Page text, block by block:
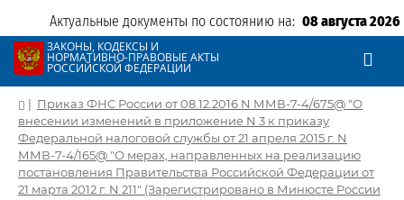
Актуальные документы по состоянию на: 08 августа 2026
ЗАКОНЫ, КОДЕКСЫ И
НОРМАТИВНО-ПРАВОВЫЕ АКТЫ
РОССИЙСКОЙ ФЕДЕРАЦИИ
| Приказ ФНС России от 08.12.2016 N ММВ-7-4/675@ "О
внесении изменений в приложение N 3 к приказу
Федеральной налоговой службы от 21 апреля 2015 г. N
ММВ-7-4/165@ "О мерах, направленных на реализацию
постановления Правительства Российской Федерации от
21 марта 2012 г. N 211" (Зарегистрировано в Минюсте России